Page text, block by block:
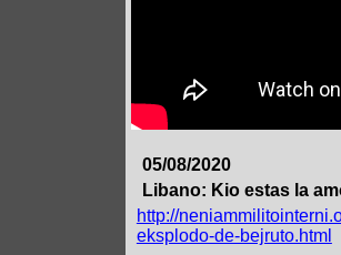
05/08/2020
Libano: Kio estas la
http://
eksplodo-de-bejruto.html